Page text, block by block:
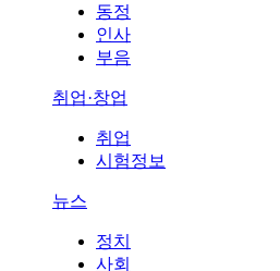
동정
인사
부음
취업·창업
취업
시험정보
뉴스
정치
사회